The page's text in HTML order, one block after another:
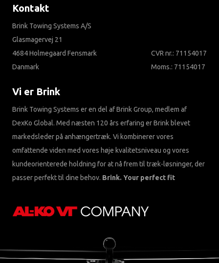
Kontakt
Brink Towing Systems A/S
Glasmagervej 21
4684 Holmegaard Fensmark
Danmark
CVR nr.: 71154017
Moms.: 71154017
Vi er Brink
Brink Towing Systems er en del af Brink Group, medlem af
DexKo Global. Med næsten 120 års erfaring er Brink blevet
markedsleder på anhængertræk. Vi kombinerer vores
omfattende viden med vores høje kvalitetsniveau og vores
kundeorienterede holdning for at nå frem til træk-løsninger, der
passer perfekt til dine behov. Brink. Your perfect fit